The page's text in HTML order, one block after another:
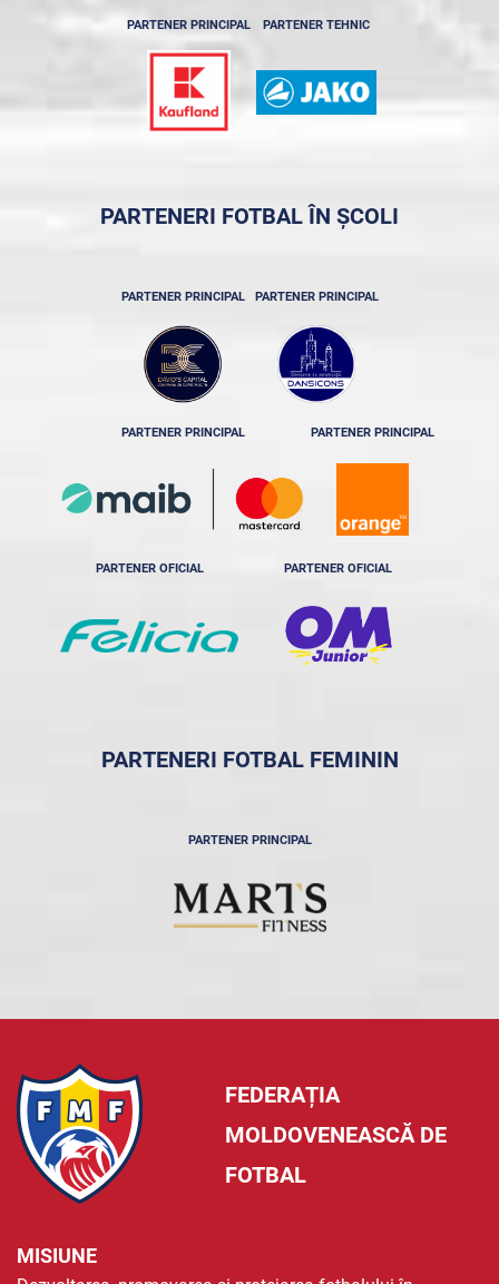
PARTENER PRINCIPAL PARTENER TEHNIC
PARTENERI FOTBAL ÎN ȘCOLI
PARTENER PRINCIPAL PARTENER PRINCIPAL
PARTENER PRINCIPAL PARTENER PRINCIPAL
PARTENER OFICIAL PARTENER OFICIAL
PARTENERI FOTBAL FEMININ
PARTENER PRINCIPAL
FEDERAȚIA
MOLDOVENEASCĂ DE
FOTBAL
MISIUNE